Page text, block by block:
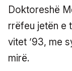
Doktoreshë
rrëfeu jetën e
vitet ’93, me
mirë.